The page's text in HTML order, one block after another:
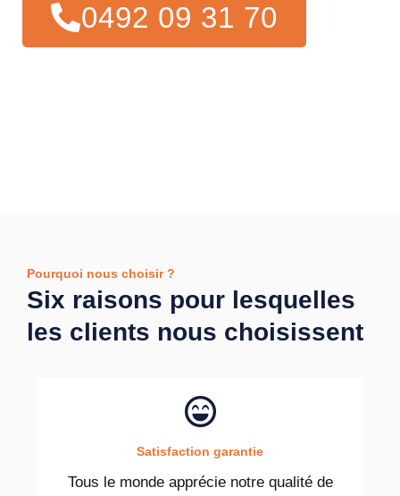
0492 09 31 70
Pourquoi nous choisir ?
Six raisons pour lesquelles
les clients nous choisissent
Satisfaction garantie
Tous le monde apprécie notre qualité de